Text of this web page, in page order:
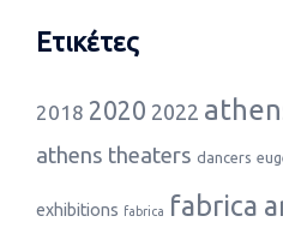
Ετικέτες
2018 2020 2022
athens theaters dancers
exhibitions fabrica fabrica